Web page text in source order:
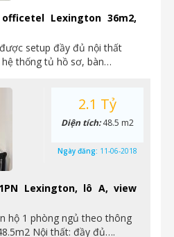
Lexington 36m2,
setup đầy đủ nội thất
thống tủ hồ sơ, bàn…
Lexington, lô A, view
hộ 1 phòng ngủ theo thông
Nội thất: đầy đủ….
2.1 Tỷ
Diện tích:48.5 m2
Ngày đăng: 11-06-2018